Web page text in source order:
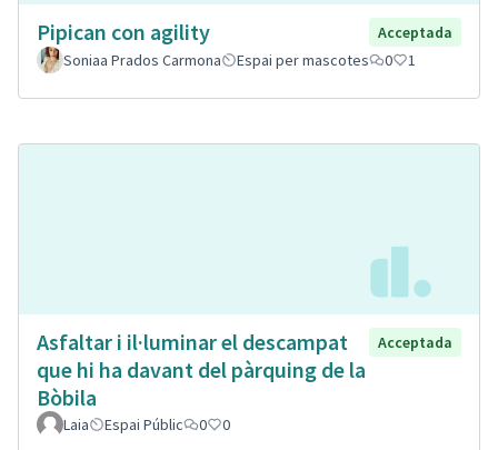
Pipican con agility
Acceptada
Soniaa Prados Carmona
Espai per mascotes 0 1
Asfaltar i il·luminar el descampat
que hi ha davant del pàrquing de la
Bòbila
Acceptada
Laia Espai Públic 0 0